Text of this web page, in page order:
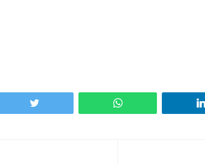
Twitter WhatsApp